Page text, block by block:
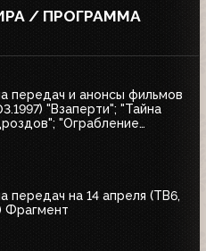
/ ПРОГРАММА
передач и анонсы фильмов
"Взаперти"; "Тайна
"Ограбление
передач на 14 апреля (ТВ6,
Фрагмент